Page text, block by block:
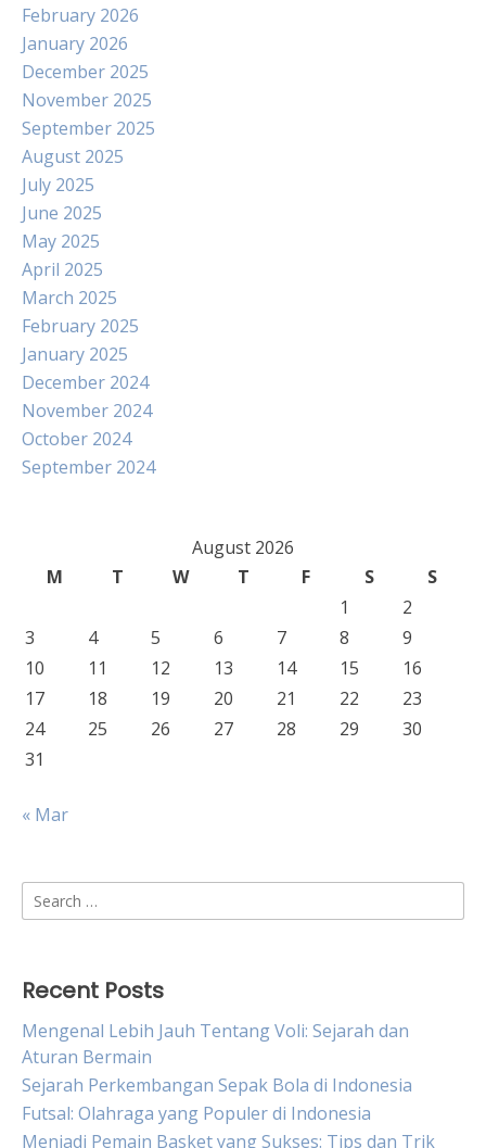
February 2026
January 2026
December 2025
November 2025
September 2025
August 2025
July 2025
June 2025
May 2025
April 2025
March 2025
February 2025
January 2025
December 2024
November 2024
October 2024
September 2024
August 2026
M
T W T F S
S
1
2
3
4 5 6 7 8
9
10
11 12 13 14 15
16
17
18 19 20 21 22
23
24
25 26 27 28 29
30
31
« Mar
Search
for:
Recent Posts
Mengenal Lebih Jauh Tentang Voli: Sejarah dan
Aturan Bermain
Sejarah Perkembangan Sepak Bola di Indonesia
Futsal: Olahraga yang Populer di Indonesia
Menjadi Pemain Basket yang Sukses: Tips dan Trik